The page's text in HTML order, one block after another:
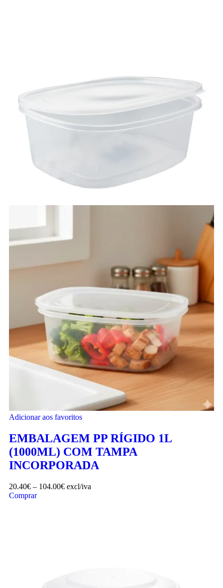
Adicionar aos favoritos
EMBALAGEM PP RÍGIDO 1L
(1000ML) COM TAMPA
INCORPORADA
20.40€ – 104.00€ excl/iva
Comprar